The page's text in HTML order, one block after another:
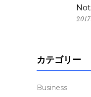
カテゴリー
Business